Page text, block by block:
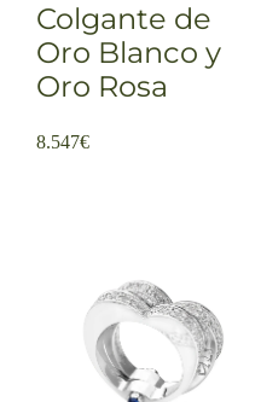
Colgante de
Oro Blanco y
Oro Rosa
8.547€